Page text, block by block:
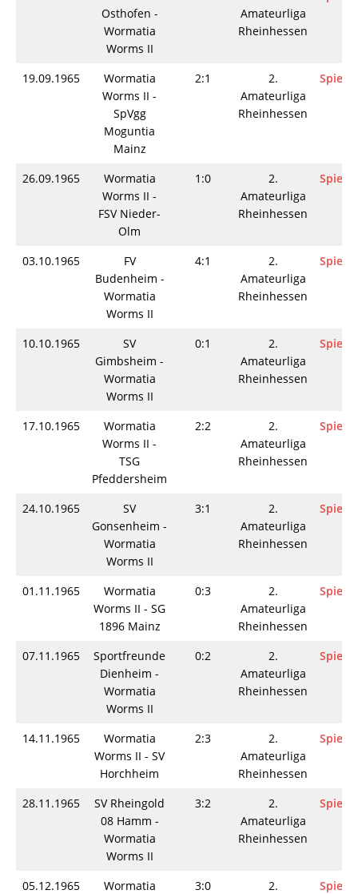
Osthofen -
Wormatia
Worms II
Amateurliga
Rheinhessen
19.09.1965
Wormatia
Worms II -
SpVgg
Moguntia
Mainz
2:1
2.
Amateurliga
Rheinhessen
26.09.1965
Wormatia
Worms II -
FSV Nieder-
Olm
1:0
2.
Amateurliga
Rheinhessen
03.10.1965
FV
Budenheim -
Wormatia
Worms II
4:1
2.
Amateurliga
Rheinhessen
10.10.1965
SV
Gimbsheim -
Wormatia
Worms II
0:1
2.
Amateurliga
Rheinhessen
17.10.1965
Wormatia
Worms II -
TSG
Pfeddersheim
2:2
2.
Amateurliga
Rheinhessen
24.10.1965
SV
Gonsenheim -
Wormatia
Worms II
3:1
2.
Amateurliga
Rheinhessen
01.11.1965
Wormatia
Worms II - SG
1896 Mainz
0:3
2.
Amateurliga
Rheinhessen
07.11.1965
Sportfreunde
Dienheim -
Wormatia
Worms II
0:2
2.
Amateurliga
Rheinhessen
14.11.1965
Wormatia
Worms II - SV
Horchheim
2:3
2.
Amateurliga
Rheinhessen
28.11.1965
SV Rheingold
08 Hamm -
Wormatia
Worms II
3:2
2.
Amateurliga
Rheinhessen
05.12.1965
Wormatia
3:0
2.